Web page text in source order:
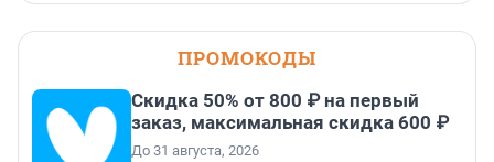
ПРОМОКОДЫ
Скидка 50% от 800 ₽ на первый
заказ, максимальная скидка 600 ₽
До 31 августа, 2026